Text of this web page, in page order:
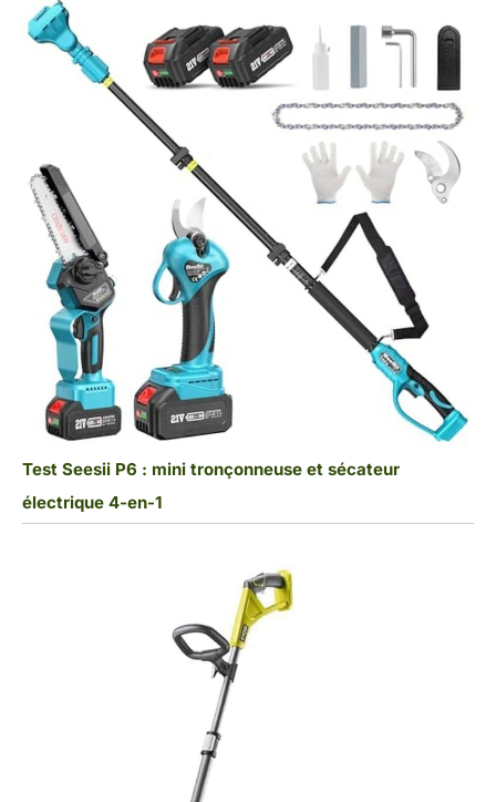
Test Seesii P6 : mini tronçonneuse et sécateur
électrique 4-en-1